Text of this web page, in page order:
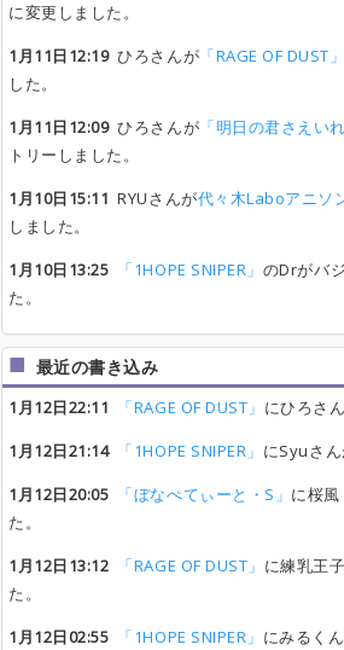
に変更しました。
1月11日12:19ひろさんが 「RAGE OF DUST」
した。
1月11日12:09ひろさんが 「明日の君さえい
トリーしました。
1月10日15:11 RYUさんが代々木Laboアニソ
しました。
1月10日13:25
「1HOPE SNIPER」 のDrがバ
た。
最近の書き込み
1月12日22:11 「RAGE OF DUST」 にひろさ
1月12日21:14
「1HOPE SNIPER」 にSyuさん
1月12日20:05
「ぼなぺてぃーと・S」 に桜
た。
1月12日13:12
「RAGE OF DUST」 に練乳王
た。
1月12日02:55
「1HOPE SNIPER」 にみるく